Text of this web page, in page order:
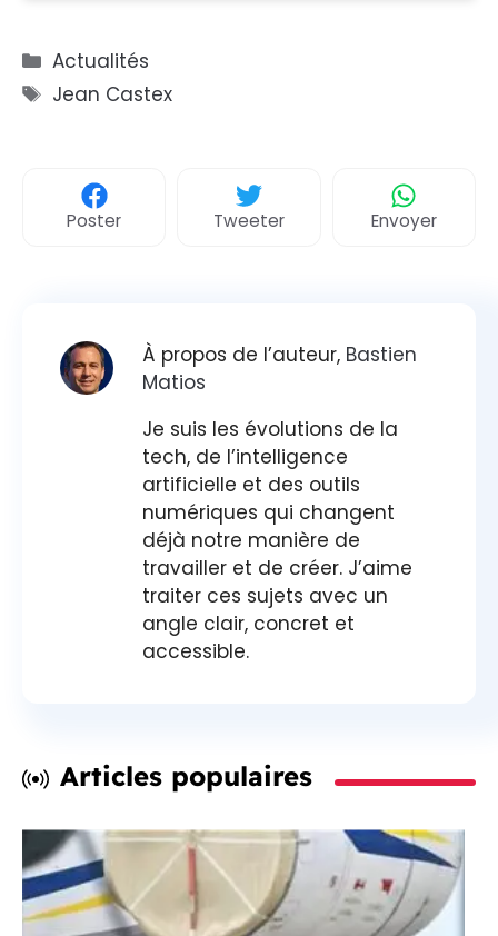
Catégories
Actualités
Étiquettes
Jean Castex
Poster Tweeter Envoyer
À propos de l’auteur, Bastien
Matios
Je suis les évolutions de la
tech, de l’intelligence
artificielle et des outils
numériques qui changent
déjà notre manière de
travailler et de créer. J’aime
traiter ces sujets avec un
angle clair, concret et
accessible.
Articles populaires